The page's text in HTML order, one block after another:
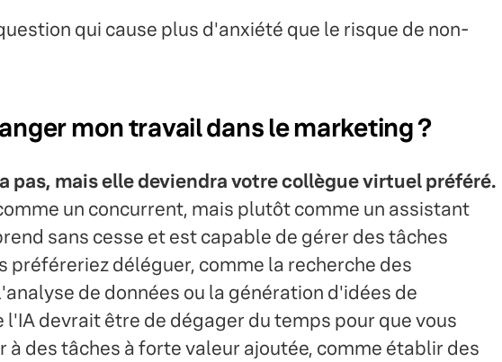
qui cause plus d'anxiété que le risque de non-
mon travail dans le marketing ?
pas, mais elle deviendra votre collègue virtuel préféré.
un concurrent, mais plutôt comme un assistant
sans cesse et est capable de gérer des tâches
préféreriez déléguer, comme la recherche des
de données ou la génération d'idées de
l'IA devrait être de dégager du temps pour que vous
à des tâches à forte valeur ajoutée, comme établir des